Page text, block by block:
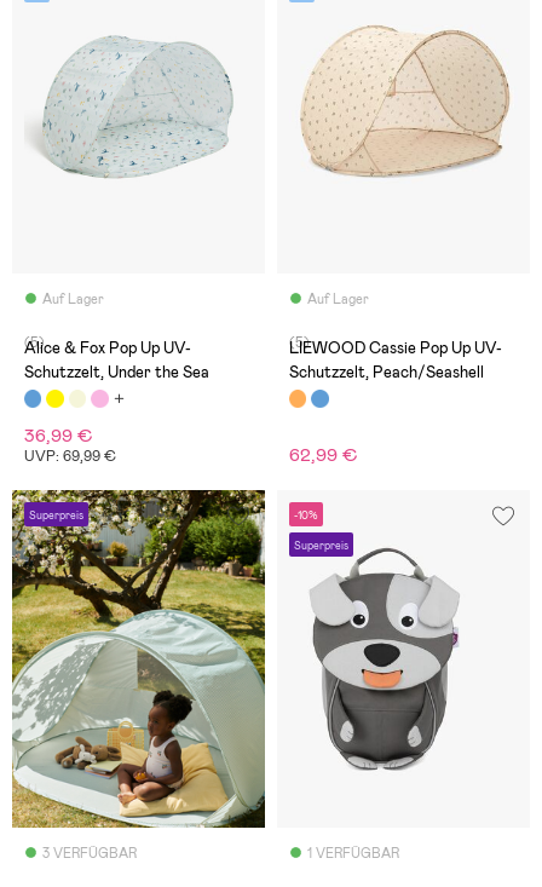
Auf Lager
(5)
Alice & Fox Pop Up UV-
Schutzzelt, Under the Sea
36,99 €
UVP: 69,99 €
Auf Lager
(5)
LIEWOOD Cassie Pop Up UV-
Schutzzelt, Peach/Seashell
62,99 €
Superpreis
3 VERFÜGBAR
-10%
Superpreis
1 VERFÜGBAR